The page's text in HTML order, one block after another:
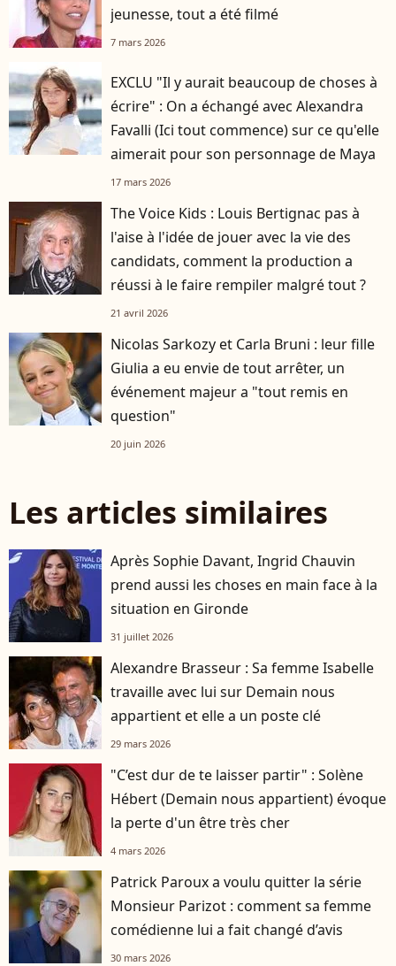
jeunesse, tout a été filmé
7 mars 2026
EXCLU "Il y aurait beaucoup de choses à
écrire" : On a échangé avec Alexandra
Favalli (Ici tout commence) sur ce qu'elle
aimerait pour son personnage de Maya
17 mars 2026
The Voice Kids : Louis Bertignac pas à
l'aise à l'idée de jouer avec la vie des
candidats, comment la production a
réussi à le faire rempiler malgré tout ?
21 avril 2026
Nicolas Sarkozy et Carla Bruni : leur fille
Giulia a eu envie de tout arrêter, un
événement majeur a "tout remis en
question"
20 juin 2026
Les articles similaires
Après Sophie Davant, Ingrid Chauvin
prend aussi les choses en main face à la
situation en Gironde
31 juillet 2026
Alexandre Brasseur : Sa femme Isabelle
travaille avec lui sur Demain nous
appartient et elle a un poste clé
29 mars 2026
"C’est dur de te laisser partir" : Solène
Hébert (Demain nous appartient) évoque
la perte d'un être très cher
4 mars 2026
Patrick Paroux a voulu quitter la série
Monsieur Parizot : comment sa femme
comédienne lui a fait changé d’avis
30 mars 2026